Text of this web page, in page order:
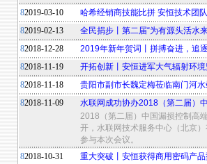
82019-03-10 哈希经销商技能比拼 安恒技术团
82019-02-13 全民捐步丨第二届“为有源头活水
82018-12-28 2019年新年贺词丨拼搏奋进，追
82018-11-19 开拓创新丨安恒进军大气辐射环
82018-11-18 贵阳市副市长魏定梅莅临南门河
82018-11-09 水联网成功协办2018（第二届）
2018（第二届）中国漏损控制高
开，水联网技术服务中心（北京
参与本次会议。
82018-10-31 重大突破丨安恒获得商用密码产